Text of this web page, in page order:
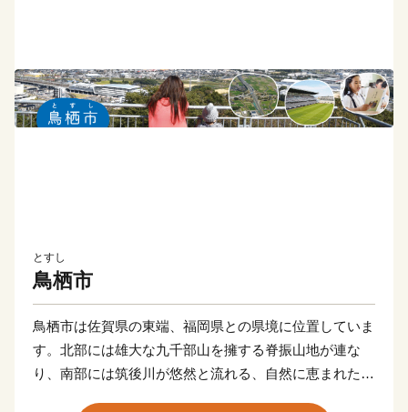
とすし
鳥栖市
鳥栖市は佐賀県の東端、福岡県との県境に位置していま
す。北部には雄大な九千部山を擁する脊振山地が連な
り、南部には筑後川が悠然と流れる、自然に恵まれたま